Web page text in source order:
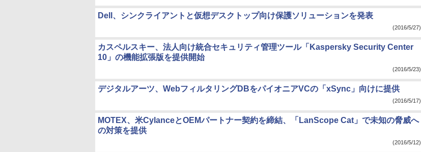
Dell、シンクライアントと仮想デスクトップ向け保護ソリューションを発表
(2016/5/27)
カスペルスキー、法人向け統合セキュリティ管理ツール「Kaspersky Security Center
10」の機能拡張版を提供開始
(2016/5/23)
デジタルアーツ、WebフィルタリングDBをパイオニアVCの「xSync」向けに提供
(2016/5/17)
MOTEX、米CylanceとOEMパートナー契約を締結、「LanScope Cat」で未知の脅威へ
の対策を提供
(2016/5/12)